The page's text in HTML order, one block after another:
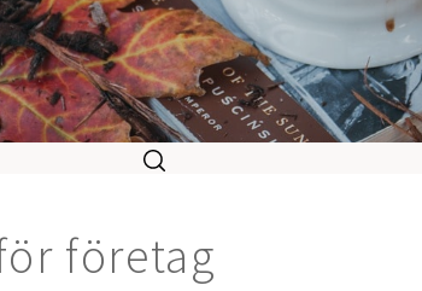
företag